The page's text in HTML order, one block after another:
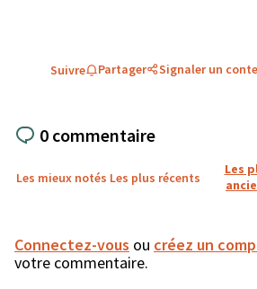
Suivre Partager Signaler un
0 commentaire
Les mieux notés Les plus récents
Les
Connectez-vous ou créez un
votre commentaire.